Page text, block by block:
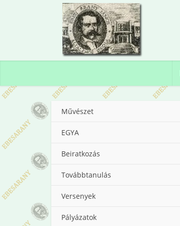
Művészet
EGYA
Beiratkozás
Továbbtanulás
Versenyek
Pályázatok